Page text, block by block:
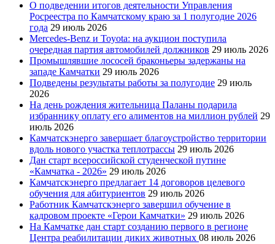
О подведении итогов деятельности Управления
Росреестра по Камчатскому краю за 1 полугодие 2026
года 29 июль 2026
Mercedes-Benz и Toyota: на аукцион поступила
очередная партия автомобилей должников 29 июль 2026
Промышлявшие лососей браконьеры задержаны на
западе Камчатки 29 июль 2026
Подведены результаты работы за полугодие 29 июль
2026
На день рождения жительница Паланы подарила
избраннику оплату его алиментов на миллион рублей 29
июль 2026
Камчатскэнерго завершает благоустройство территории
вдоль нового участка теплотрассы 29 июль 2026
Дан старт всероссийской студенческой путине
«Камчатка - 2026» 29 июль 2026
Камчатскэнерго предлагает 14 договоров целевого
обучения для абитуриентов 29 июль 2026
Работник Камчатскэнерго завершил обучение в
кадровом проекте «Герои Камчатки» 29 июль 2026
На Камчатке дан старт созданию первого в регионе
Центра реабилитации диких животных 08 июль 2026